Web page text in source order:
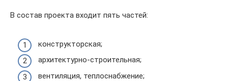
В состав проекта входит пять частей:
конструкторская;
архитектурно-строительная;
вентиляция, теплоснабжение;